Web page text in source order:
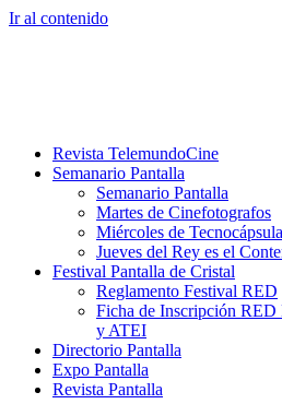
Ir al contenido
Revista TelemundoCine
Semanario Pantalla
Semanario Pantalla
Martes de Cinefotografos
Miércoles de
Jueves del Rey es el
Festival Pantalla de Cristal
Reglamento Festival RED
Ficha de Inscripción
y ATEI
Directorio Pantalla
Expo Pantalla
Revista Pantalla